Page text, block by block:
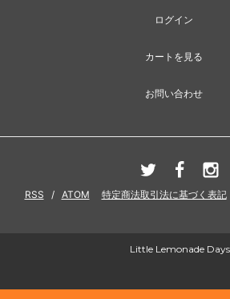
ログイン
カートを見る
お問い合わせ
RSS / ATOM 特定商法取引法に基づく表記
Little Lemonade Days